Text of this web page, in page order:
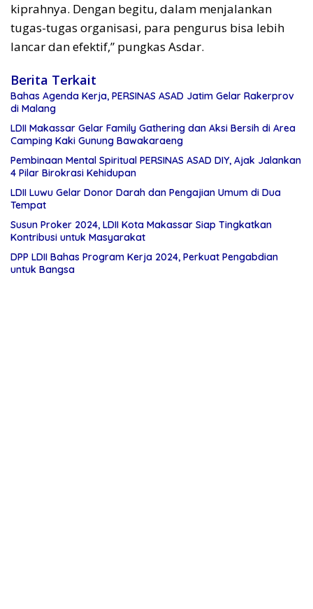
kiprahnya. Dengan begitu, dalam menjalankan
tugas-tugas organisasi, para pengurus bisa lebih
lancar dan efektif,” pungkas Asdar.
Berita Terkait
Bahas Agenda Kerja, PERSINAS ASAD Jatim Gelar Rakerprov
di Malang
LDII Makassar Gelar Family Gathering dan Aksi Bersih di Area
Camping Kaki Gunung Bawakaraeng
Pembinaan Mental Spiritual PERSINAS ASAD DIY, Ajak Jalankan
4 Pilar Birokrasi Kehidupan
LDII Luwu Gelar Donor Darah dan Pengajian Umum di Dua
Tempat
Susun Proker 2024, LDII Kota Makassar Siap Tingkatkan
Kontribusi untuk Masyarakat
DPP LDII Bahas Program Kerja 2024, Perkuat Pengabdian
untuk Bangsa